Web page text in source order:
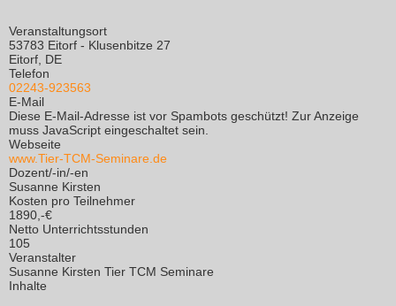
Veranstaltungsort
53783 Eitorf - Klusenbitze 27
Eitorf, DE
Telefon
02243-923563
E-Mail
Diese E-Mail-Adresse ist vor Spambots geschützt! Zur Anzeige
muss JavaScript eingeschaltet sein.
Webseite
www.Tier-TCM-Seminare.de
Dozent/-in/-en
Susanne Kirsten
Kosten pro Teilnehmer
1890,-€
Netto Unterrichtsstunden
105
Veranstalter
Susanne Kirsten Tier TCM Seminare
Inhalte